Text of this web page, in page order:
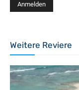
Weitere Reviere